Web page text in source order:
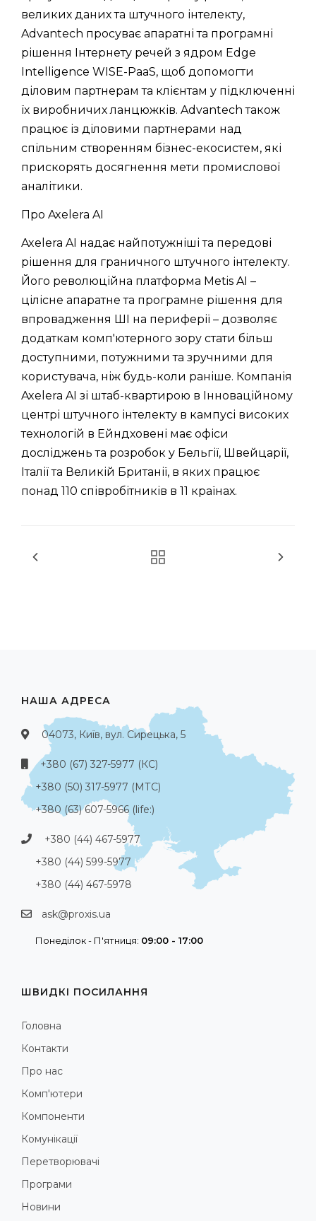
великих даних та штучного інтелекту,
Advantech просуває апаратні та програмні
рішення Інтернету речей з ядром Edge
Intelligence WISE-PaaS, щоб допомогти
діловим партнерам та клієнтам у підключенні
їх виробничих ланцюжків. Advantech також
працює із діловими партнерами над
спільним створенням бізнес-екосистем, які
прискорять досягнення мети промислової
аналітики.
Про Axelera AI
Axelera AI надає найпотужніші та передові
рішення для граничного штучного інтелекту.
Його революційна платформа Metis AI –
цілісне апаратне та програмне рішення для
впровадження ШІ на периферії – дозволяє
додаткам комп'ютерного зору стати більш
доступними, потужними та зручними для
користувача, ніж будь-коли раніше. Компанія
Axelera AI зі штаб-квартирою в Інноваційному
центрі штучного інтелекту в кампусі високих
технологій в Ейндховені має офіси
досліджень та розробок у Бельгії, Швейцарії,
Італії та Великій Британії, в яких працює
понад 110 співробітників в 11 країнах.
НАША АДРЕСА
04073, Київ, вул. Сирецька, 5
+380 (67) 327-5977 (КС)
+380 (50) 317-5977 (МТС)
+380 (63) 607-5966 (life:)
+380 (44) 467-5977
+380 (44) 599-5977
+380 (44) 467-5978
ask@proxis.ua
Понеділок - П'ятниця: 09:00 - 17:00
ШВИДКІ ПОСИЛАННЯ
Головна
Контакти
Про нас
Комп'ютери
Компоненти
Комунікації
Перетворювачі
Програми
Новини